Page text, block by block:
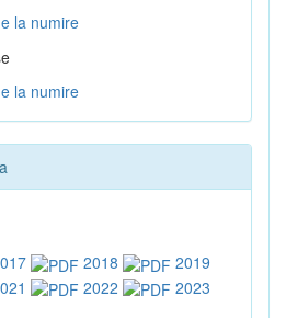
la numire
la numire
2018
2019
2022
2023